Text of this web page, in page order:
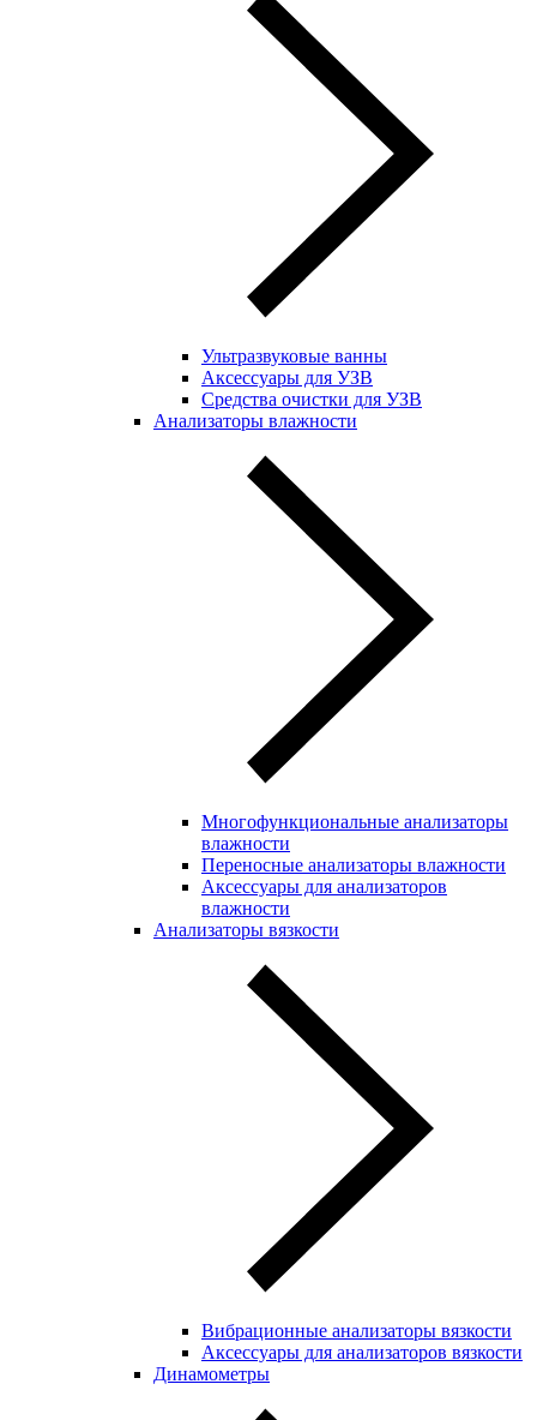
Ультразвуковые ванны
Аксессуары для УЗВ
Средства очистки для УЗВ
Анализаторы влажности
Многофункциональные анализаторы
влажности
Переносные анализаторы влажности
Аксессуары для анализаторов
влажности
Анализаторы вязкости
Вибрационные анализаторы вязкости
Аксессуары для анализаторов вязкости
Динамометры